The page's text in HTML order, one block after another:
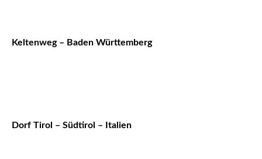
Keltenweg – Baden Württemberg
Dorf Tirol – Südtirol – Italien